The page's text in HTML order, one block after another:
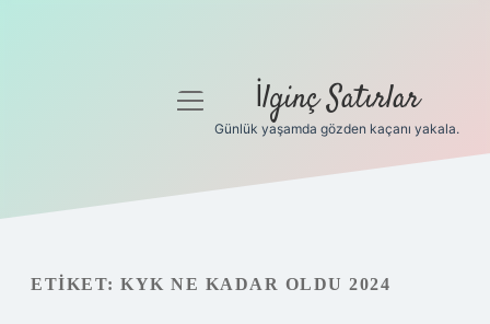
Gizlilik Politikası
menüyü
İlginç Satırlar
Günlük yaşamda gözden kaçanı yakala.
ETIKET: KYK NE KADAR OLDU 2024